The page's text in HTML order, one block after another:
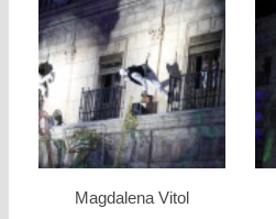
Magdalena Vitol